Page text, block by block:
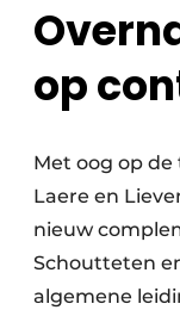
op
Met oog op
Laere en
nieuw
Schoutteten
algemene